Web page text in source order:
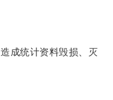
成统计资料毁损、灭